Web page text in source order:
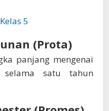
5
(Prota)
panjang mengenai
satu tahun